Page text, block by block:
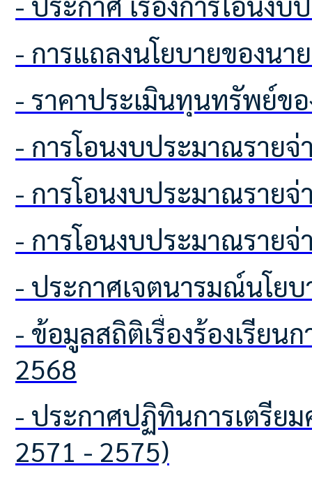
- การแถลงนโยบายของน
- ราคาประเมินทุนทรัพย์
- การโอนงบประมาณรา
- การโอนงบประมาณรา
- การโอนงบประมาณรา
- ประกาศเจตนารมณ์นโย
- ข้อมูลสถิติเรื่องร้องเรียนการทุจริตและประพฤติมิชอบ ประจำปีงบประมาณ พ.ศ.
2568
- ประกาศปฏิทินการเตรียมความพร้อมเพื่อจัดทำแผนพัฒนาท้องถิ่น ฉบับที่ 3 (พ.ศ.
2571 - 2575)